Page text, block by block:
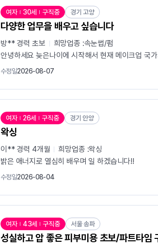
여자 30세 구직중 경기 고양
다양한 업무을 배우고 싶습니다
방** 경력 초보 희망업종 :속눈썹/펌
안녕하세요 늦은나이에 시작해서 현재 메이크업 국
수정일2026-08-07
여자 26세 구직중 경기 안양
왁싱
이** 경력 4개월 희망업종 :왁싱
밝은 애너지로 열심히 배우며 일 하겠습니다!!
수정일2026-08-04
여자 43세 구직중 서울 송파
성실하고 압 좋은 피부미용 초보/파트타임